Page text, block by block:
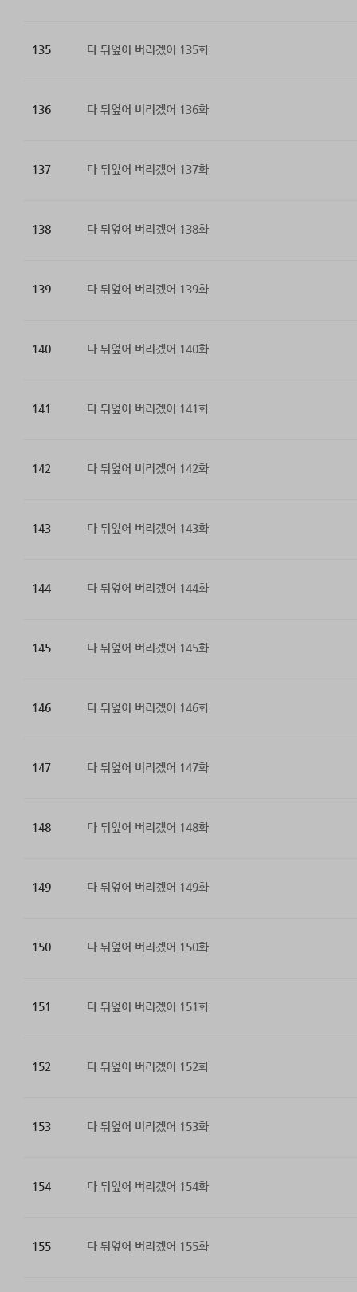
135 다 뒤엎어 버리겠어 135화
136 다 뒤엎어 버리겠어 136화
137 다 뒤엎어 버리겠어 137화
138 다 뒤엎어 버리겠어 138화
139 다 뒤엎어 버리겠어 139화
140 다 뒤엎어 버리겠어 140화
141 다 뒤엎어 버리겠어 141화
142 다 뒤엎어 버리겠어 142화
143 다 뒤엎어 버리겠어 143화
144 다 뒤엎어 버리겠어 144화
145 다 뒤엎어 버리겠어 145화
146 다 뒤엎어 버리겠어 146화
147 다 뒤엎어 버리겠어 147화
148 다 뒤엎어 버리겠어 148화
149 다 뒤엎어 버리겠어 149화
150 다 뒤엎어 버리겠어 150화
151 다 뒤엎어 버리겠어 151화
152 다 뒤엎어 버리겠어 152화
153 다 뒤엎어 버리겠어 153화
154 다 뒤엎어 버리겠어 154화
155 다 뒤엎어 버리겠어 155화